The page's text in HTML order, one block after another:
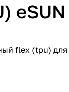
flex (tpu)